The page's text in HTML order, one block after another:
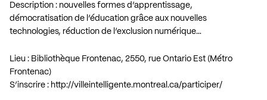
Description : nouvelles formes d’apprentissage,
démocratisation de l’éducation grâce aux nouvelles
technologies, réduction de l’exclusion numérique…
Lieu : Bibliothèque Frontenac, 2550, rue Ontario Est (Métro
Frontenac)
S’inscrire : http://villeintelligente.montreal.ca/participer/